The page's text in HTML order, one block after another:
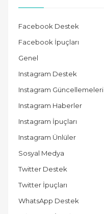
Facebook Destek
Facebook İpuçları
Genel
Instagram Destek
Instagram Güncellemeleri
Instagram Haberler
Instagram İpuçları
Instagram Ünlüler
Sosyal Medya
Twitter Destek
Twitter İpuçları
WhatsApp Destek